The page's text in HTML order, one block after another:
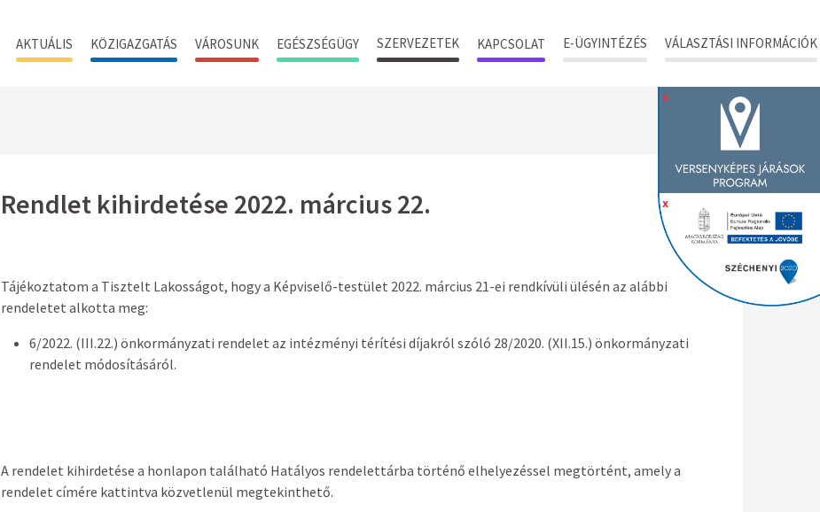
AKTUÁLIS KÖZIGAZGATÁS VÁROSUNK EGÉSZSÉGÜGY SZERVEZETEK KAPCSOLAT E-ÜGYINTÉZÉS VÁLASZTÁSI INFORMÁCIÓK
x
x
Rendlet kihirdetése 2022. március 22.
Tájékoztatom a Tisztelt Lakosságot, hogy a Képviselő-testület 2022. március 21-ei rendkívüli ülésén az alábbi
rendeletet alkotta meg:
6/2022. (III.22.) önkormányzati rendelet az intézményi térítési díjakról szóló 28/2020. (XII.15.) önkormányzati
rendelet módosításáról.
A rendelet kihirdetése a honlapon található Hatályos rendelettárba történő elhelyezéssel megtörtént, amely a
rendelet címére kattintva közvetlenül megtekinthető.